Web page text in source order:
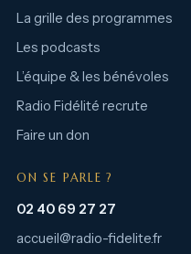
La grille des programmes
Les podcasts
L’équipe & les bénévoles
Radio Fidélité recrute
Faire un don
ON SE PARLE ?
02 40 69 27 27
accueil@radio-fidelite.fr